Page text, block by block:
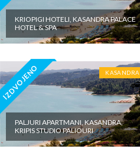
KRIOPIGI HOTELI, KASANDRA PALACE
HOTEL & SPA
IZDVOJENO KASANDRA
PALJURI APARTMANI, KASANDRA,
KRIPIS STUDIO PALIOURI